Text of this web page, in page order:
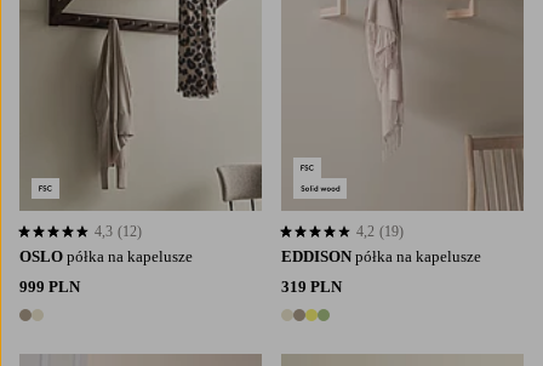
OSLO półka na kapelusze
999 PLN
2 kolory
4,3 opierając się na 12 ocenach
4,3 (12)
EDDISON półka na kapelusze
319 PLN
4 kolory
4,2 opierając się na 19 ocenach
4,2 (19)